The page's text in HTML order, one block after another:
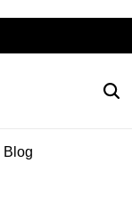
de alto
Blog